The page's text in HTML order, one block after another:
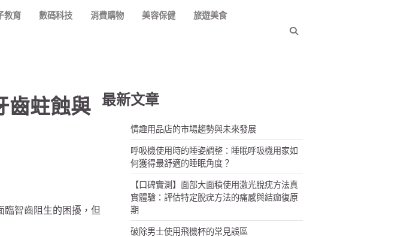
教育 數碼科技 消費購物 美容保健 旅遊美食
齒蛀蝕與
智齒阻生的困擾，但
最新文章
情趣用品店的市場趨勢與未來發展
呼吸機使用時的睡姿調整：睡眠呼吸機用家如
何獲得最舒適的睡眠角度？
【口碑實測】面部大面積使用激光脫疣方法真
實體驗：評估特定脫疣方法的痛感與結痂復原
期
破除男士使用飛機杯的常見誤區